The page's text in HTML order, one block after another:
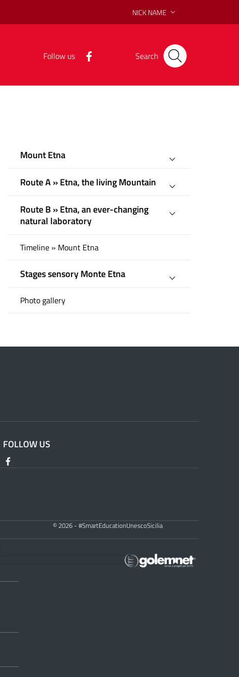
NICK NAME
Follow us Search
Mount Etna
Route A » Etna, the living Mountain
Route B » Etna, an ever-changing
natural laboratory
Timeline » Mount Etna
Stages sensory Monte Etna
Photo gallery
FOLLOW US
© 2026 - #SmartEducationUnescoSicilia